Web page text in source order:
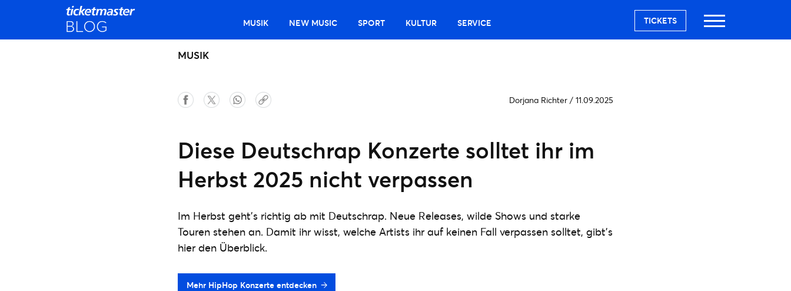
MUSIK NEW MUSIC SPORT KULTUR SERVICE TICKETS
MUSIK
Dorjana Richter / 11.09.2025
Diese Deutschrap Konzerte solltet ihr im
Herbst 2025 nicht verpassen
Im Herbst geht’s richtig ab mit Deutschrap. Neue Releases, wilde Shows und starke
Touren stehen an. Damit ihr wisst, welche Artists ihr auf keinen Fall verpassen solltet, gibt’s
hier den Überblick.
Mehr HipHop Konzerte entdecken